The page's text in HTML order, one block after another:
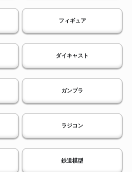
フィギュア
ダイキャスト
ガンプラ
ラジコン
鉄道模型